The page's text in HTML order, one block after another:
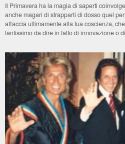
Il Primavera ha la magia di saperti
anche magari di strapparti di dosso quel
affaccia ultimamente alla tua coscienza,
tantissimo da dire in fatto di innovazione o